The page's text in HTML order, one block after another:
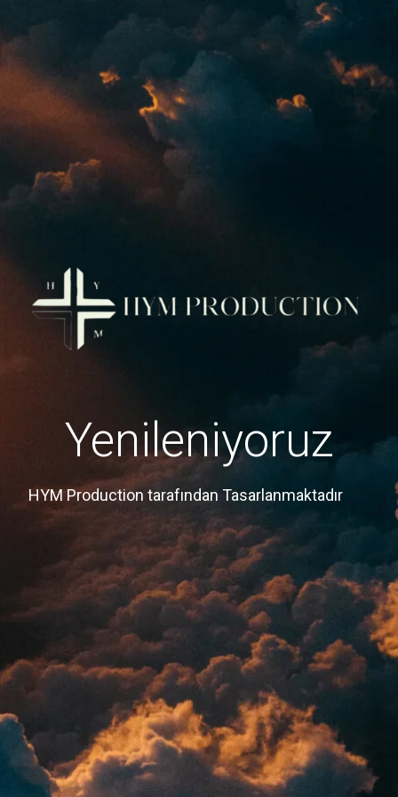
Yenileniyoruz
HYM Production tarafından Tasarlanmaktadır